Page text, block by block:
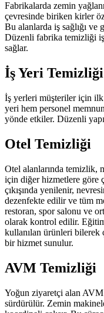
Fabrikalarda zemin
çevresinde biriken kirler
Bu alanlarda iş sağlığı ve
Düzenli fabrika temizliği
sağlar.
İş Yeri Temizliği
İş yerleri müşteriler için
yeri hem personel
yönde etkiler. Düzenli
Otel Temizliği
Otel alanlarında temizlik,
için diğer hizmetlere göre
çıkışında yenilenir,
dezenfekte edilir ve tüm
restoran, spor salonu ve
olarak kontrol edilir.
kullanılan ürünleri bilerek
bir hizmet sunulur.
AVM Temizliği
Yoğun ziyaretçi alan
sürdürülür. Zemin